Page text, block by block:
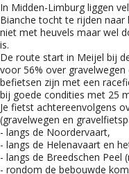
In Midden-Limburg liggen
Bianche tocht te rijden
niet met heuvels maar wel
is.
De route start in Meijel bij
voor 56% over
befietsen zijn met een
bij goede condities met 25
Je fietst achtereenvolgens
(gravelwegen en
- langs de Noordervaart,
- langs de Helenavaart en
- langs de Breedschen Peel
- rondom de bebouwde